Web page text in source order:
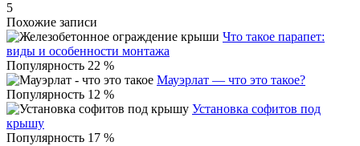
5
Похожие записи
Что такое парапет:
виды и особенности монтажа
Популярность 22 %
Мауэрлат — что это такое?
Популярность 12 %
Установка софитов под
крышу
Популярность 17 %